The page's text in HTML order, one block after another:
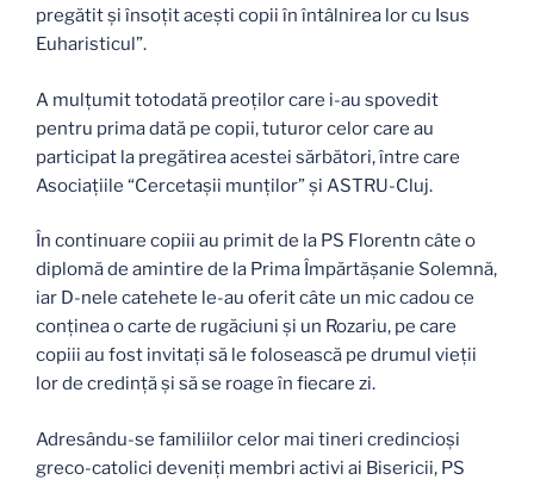
pregătit şi însoţit aceşti copii în întâlnirea lor cu Isus
Euharisticul”.
A mulţumit totodată preoţilor care i-au spovedit
pentru prima dată pe copii, tuturor celor care au
participat la pregătirea acestei sărbători, între care
Asociaţiile “Cercetaşii munţilor” şi ASTRU-Cluj.
În continuare copiii au primit de la PS Florentn câte o
diplomă de amintire de la Prima Împărtăşanie Solemnă,
iar D-nele catehete le-au oferit câte un mic cadou ce
conţinea o carte de rugăciuni şi un Rozariu, pe care
copiii au fost invitaţi să le folosească pe drumul vieţii
lor de credinţă şi să se roage în fiecare zi.
Adresându-se familiilor celor mai tineri credincioşi
greco-catolici deveniţi membri activi ai Bisericii, PS